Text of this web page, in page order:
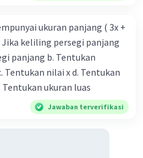
ukuran panjang ( 3x +
Jika keliling persegi panjang
panjang b. Tentukan
Tentukan nilai x d. Tentukan
ukuran luas
Jawaban terverifikasi